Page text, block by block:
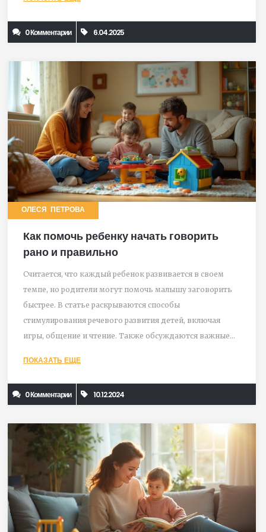
обучение говорению в увлекательный процесс.
0 Комментарии 6.04.2025
ОЛЕСЯ ПЕТРОВА
Как помочь ребенку начать говорить
рано и правильно
Считается, что каждый ребенок развивается в своем
темпе, но родители могут помочь малышу заговорить
быстрее. В статье раскрываются способы
стимулирования речевого развития детей, включая
игры, общение и чтение. Также обсуждаются важные
учитывать. Практические советы помогут родителям
создать благоприятную среду для обучения.
ПОКАЗАТЬ ЕЩЕ
0 Комментарии 10.12.2024